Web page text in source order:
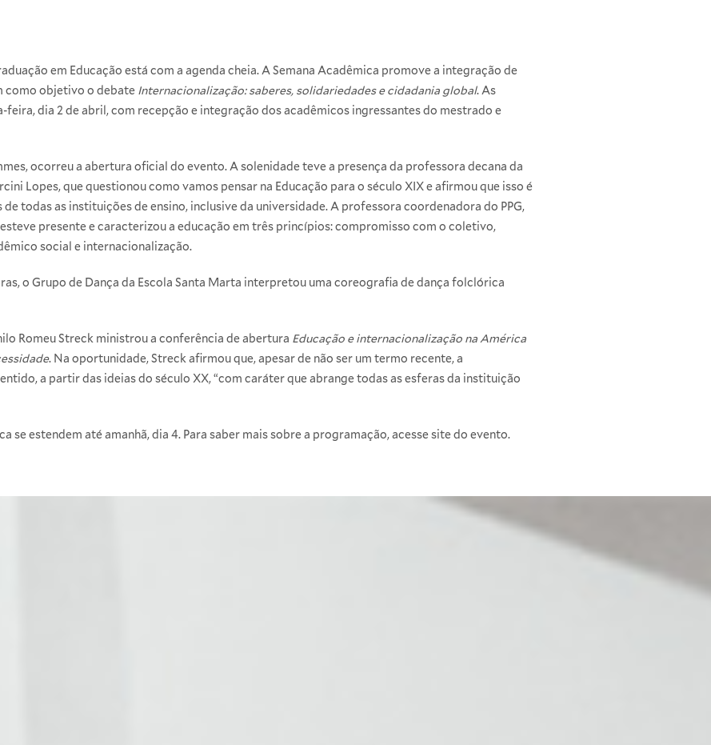
em Educação está com a agenda cheia. A Semana Acadêmica promove a integração de
como objetivo o debate Internacionalização: saberes, solidariedades e cidadania global. As
dia 2 de abril, com recepção e integração dos acadêmicos ingressantes do mestrado e
ocorreu a abertura oficial do evento. A solenidade teve a presença da professora decana da
Lopes, que questionou como vamos pensar na Educação para o século XIX e afirmou que isso é
de todas as instituições de ensino, inclusive da universidade. A professora coordenadora do PPG,
presente e caracterizou a educação em três princípios: compromisso com o coletivo,
social e internacionalização.
o Grupo de Dança da Escola Santa Marta interpretou uma coreografia de dança folclórica
Romeu Streck ministrou a conferência de abertura Educação e internacionalização na América
. Na oportunidade, Streck afirmou que, apesar de não ser um termo recente, a
a partir das ideias do século XX, “com caráter que abrange todas as esferas da instituição
se estendem até amanhã, dia 4. Para saber mais sobre a programação, acessesitedo evento.